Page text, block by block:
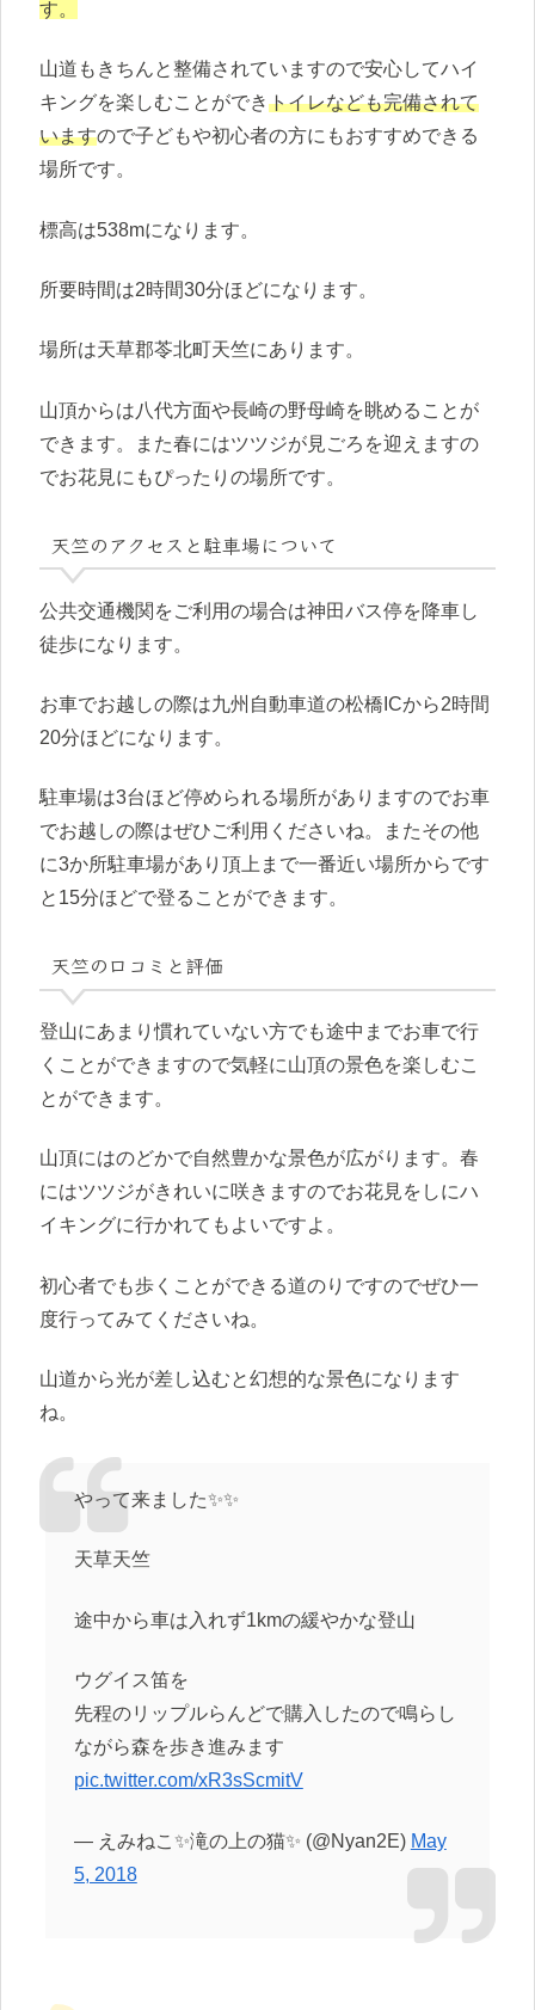
す。
山道もきちんと整備されていますので安心してハイ
キングを楽しむことができトイレなども完備されて
いますので子どもや初心者の方にもおすすめできる
場所です。
標高は538mになります。
所要時間は2時間30分ほどになります。
場所は天草郡苓北町天竺にあります。
山頂からは八代方面や長崎の野母崎を眺めることが
できます。また春にはツツジが見ごろを迎えますの
でお花見にもぴったりの場所です。
天竺のアクセスと駐車場について
公共交通機関をご利用の場合は神田バス停を降車し
徒歩になります。
お車でお越しの際は九州自動車道の松橋ICから2時間
20分ほどになります。
駐車場は3台ほど停められる場所がありますのでお車
でお越しの際はぜひご利用くださいね。またその他
に3か所駐車場があり頂上まで一番近い場所からです
と15分ほどで登ることができます。
天竺の口コミと評価
登山にあまり慣れていない方でも途中までお車で行
くことができますので気軽に山頂の景色を楽しむこ
とができます。
山頂にはのどかで自然豊かな景色が広がります。春
にはツツジがきれいに咲きますのでお花見をしにハ
イキングに行かれてもよいですよ。
初心者でも歩くことができる道のりですのでぜひ一
度行ってみてくださいね。
山道から光が差し込むと幻想的な景色になります
ね。
やって来ました✨✨
天草天竺
途中から車は入れず1kmの緩やかな登山
ウグイス笛を
先程のリップルらんどで購入したので鳴らし
ながら森を歩き進みます
pic.twitter.com/xR3sScmitV
— えみねこ✨滝の上の猫✨ (@Nyan2E) May
5, 2018